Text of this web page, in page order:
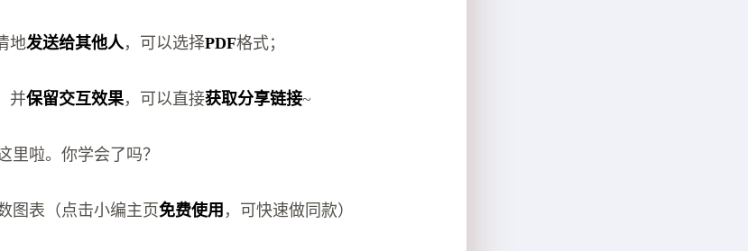
地发送给其他人，可以选择PDF格式；
并保留交互效果，可以直接获取分享链接~
里啦。你学会了吗？
图表（点击小编主页免费使用 ，可快速做同款）